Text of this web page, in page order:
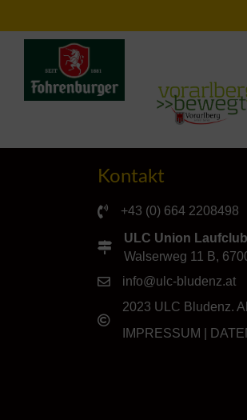
Kontakt
+43 (0) 664 2208498
ULC Union
Walserweg 11 B,
info@ulc-bludenz.at
2023 ULC Bludenz.
IMPRESSUM